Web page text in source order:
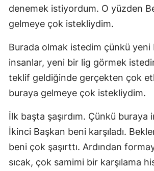
denemek istiyordum. O yüzden
gelmeye çok istekliydim.
Burada olmak istedim çünkü
insanlar, yeni bir lig görmek
teklif geldiğinde gerçekten çok
buraya gelmeye çok istekliydim.
İlk başta şaşırdım. Çünkü buraya
İkinci Başkan beni karşıladı.
beni çok şaşırttı. Ardından
sıcak, çok samimi bir karşılama